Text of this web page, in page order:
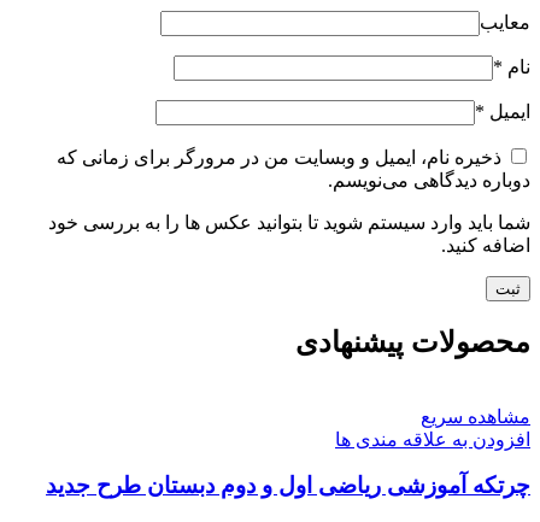
معایب
نام *
ایمیل *
ذخیره نام، ایمیل و وبسایت من در مرورگر برای زمانی که
دوباره دیدگاهی می‌نویسم.
شما باید وارد سیستم شوید تا بتوانید عکس ها را به بررسی خود
اضافه کنید.
محصولات پیشنهادی
مشاهده سریع
افزودن به علاقه مندی ها
چرتکه آموزشی ریاضی اول و دوم دبستان طرح جدید